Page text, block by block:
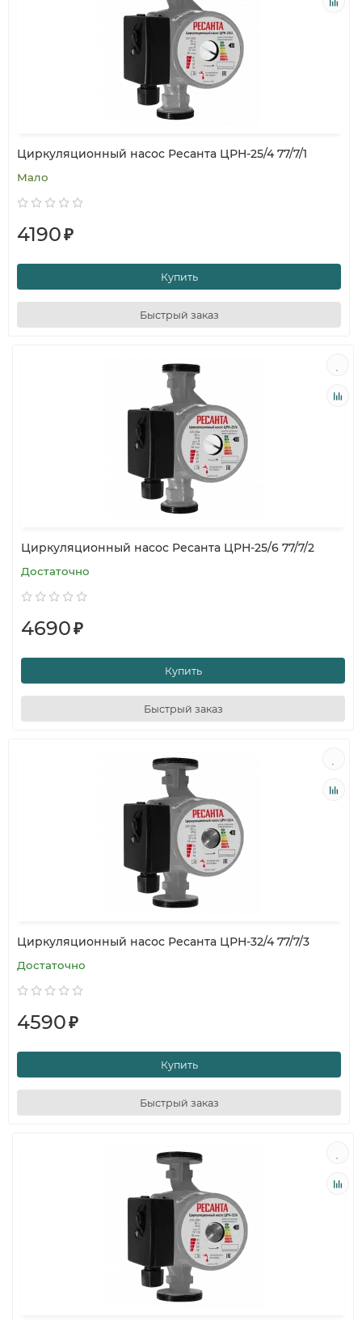
Циркуляционный насос Ресанта ЦРН-25/4 77/7/1
Мало
4190₽
Купить
Быстрый заказ
Циркуляционный насос Ресанта ЦРН-25/6 77/7/2
Достаточно
4690₽
Купить
Быстрый заказ
Циркуляционный насос Ресанта ЦРН-32/4 77/7/3
Достаточно
4590₽
Купить
Быстрый заказ